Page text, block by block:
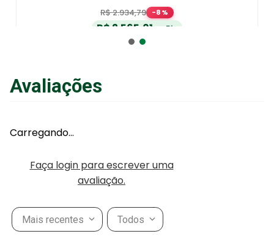
R$2.934,79 -8%
R$2.565,01no Pix
700 01
Adicionar ao Carrinho
Avaliações
Carregando…
Faça login para escrever uma
avaliação.
Mais recentes Todos